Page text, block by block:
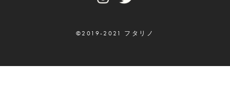
©2019-2021 フタリノ